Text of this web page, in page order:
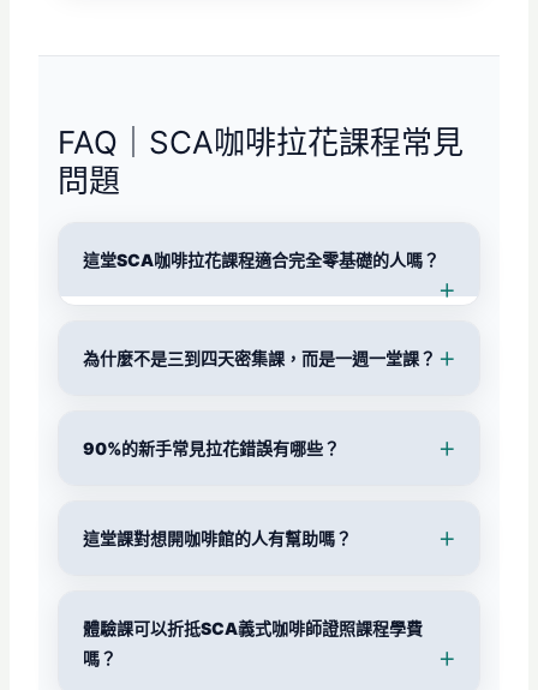
FAQ｜SCA咖啡拉花課程常見
問題
這堂SCA咖啡拉花課程適合完全零基礎的人嗎？
為什麼不是三到四天密集課，而是一週一堂課？
90%的新手常見拉花錯誤有哪些？
這堂課對想開咖啡館的人有幫助嗎？
體驗課可以折抵SCA義式咖啡師證照課程學費
嗎？